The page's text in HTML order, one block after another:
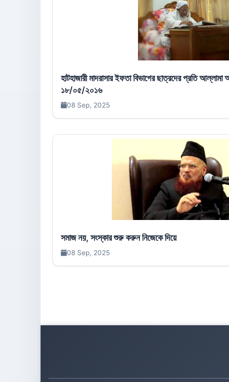
হাটহাজারী মাদরাসার ইফতা বিভাগের ছাত্রদের প্রতি
১৮/০৫/২০১৬
08 Sep, 2025
সমাজ নয়, সংস্কার শুরু করুন নিজেকে দিয়ে
08 Sep, 2025